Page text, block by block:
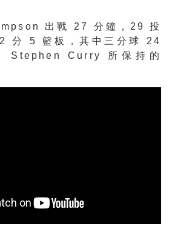
出戰 27 分鐘，29 投
分 5 籃板，其中三分球 24
Stephen Curry 所保持的